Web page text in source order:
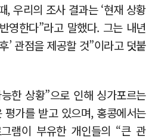
, 우리의 조사 결과는 ‘현재 상황
영한다”라고 말했다. 그는 내년
’ 관점을 제공할 것”이라고 덧붙
한 상황”으로 인해 싱가포르는
평가를 받고 있으며, 홍콩에서는
램이 부유한 개인들의 “큰 관